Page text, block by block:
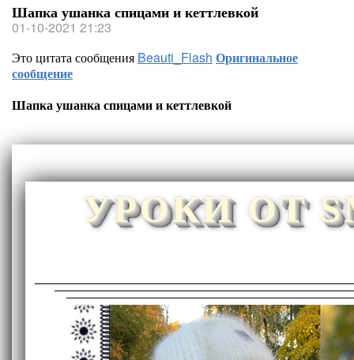
Шапка ушанка спицами и кеттлевкой
01-10-2021 21:23
Это цитата сообщения Beauti_Flash Оригинальное
сообщение
Шапка ушанка спицами и кеттлевкой
УРОКИ ОТ